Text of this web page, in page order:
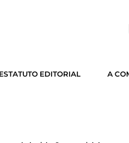
ESTATUTO EDITORIAL A